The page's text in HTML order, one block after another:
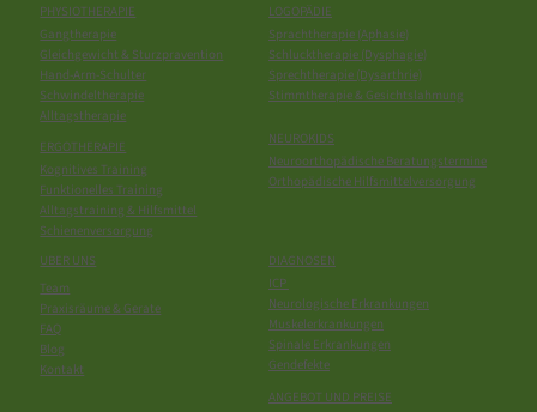
DIAGNOSEN
ICP
Neurologische Erkrankungen
Muskelerkrankungen
Spinale Erkrankungen
Gendefekte
ANGEBOT UND PREISE
UBER UNS
Team
Praxisräume & Gerate
FAQ
Blog
Kontakt
PHYSIOTHERAPIE
Gangtherapie
Gleichgewicht & Sturzpravention
Hand-Arm-Schulter
Schwindeltherapie
Alltagstherapie
ERGOTHERAPIE
Kognitives Training
Funktionelles Training
Alltagstraining & Hilfsmittel
Schienenversorgung
LOGOPÄDIE
Sprachtherapie (Aphasie)
Schlucktherapie (Dysphagie)
Sprechtherapie (Dysarthrie)
Stimmtherapie & Gesichtslahmung
NEUROKIDS
Neuroorthopädische Beratungstermine
Orthopädische Hilfsmittelversorgung